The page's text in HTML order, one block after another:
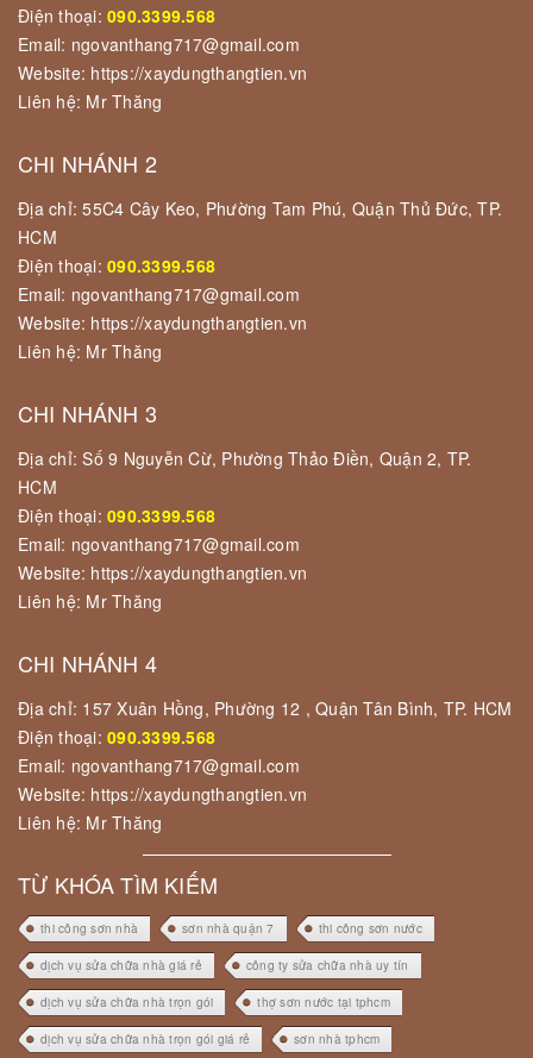
Điện thoại: 090.3399.568
Email: ngovanthang717@gmail.com
Website: https://xaydungthangtien.vn
Liên hệ: Mr Thăng
CHI NHÁNH 2
Địa chỉ: 55C4 Cây Keo, Phường Tam Phú, Quận Thủ Đức, TP.
HCM
Điện thoại: 090.3399.568
Email: ngovanthang717@gmail.com
Website: https://xaydungthangtien.vn
Liên hệ: Mr Thăng
CHI NHÁNH 3
Địa chỉ: Số 9 Nguyễn Cừ, Phường Thảo Điền, Quận 2, TP.
HCM
Điện thoại: 090.3399.568
Email: ngovanthang717@gmail.com
Website: https://xaydungthangtien.vn
Liên hệ: Mr Thăng
CHI NHÁNH 4
Địa chỉ: 157 Xuân Hồng, Phường 12 , Quận Tân Bình, TP. HCM
Điện thoại: 090.3399.568
Email: ngovanthang717@gmail.com
Website: https://xaydungthangtien.vn
Liên hệ: Mr Thăng
TỪ KHÓA TÌM KIẾM
thi công sơn nhà sơn nhà quận 7 thi công sơn nước
dịch vụ sửa chữa nhà giá rẻ công ty sửa chữa nhà uy tín
dịch vụ sửa chữa nhà trọn gói thợ sơn nước tại tphcm
dịch vụ sửa chữa nhà trọn gói giá rẻ sơn nhà tphcm